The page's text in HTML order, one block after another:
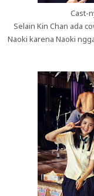
Cast-
Selain Kin Chan ada
Naoki karena Naoki